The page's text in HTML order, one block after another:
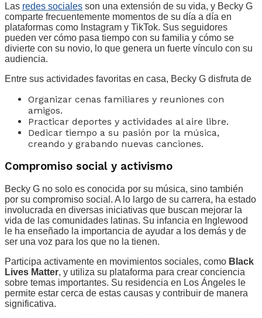
Las redes sociales son una extensión de su vida, y Becky G
comparte frecuentemente momentos de su día a día en
plataformas como Instagram y TikTok. Sus seguidores
pueden ver cómo pasa tiempo con su familia y cómo se
divierte con su novio, lo que genera un fuerte vínculo con su
audiencia.
Entre sus actividades favoritas en casa, Becky G disfruta de
Organizar cenas familiares y reuniones con
amigos.
Practicar deportes y actividades al aire libre.
Dedicar tiempo a su pasión por la música,
creando y grabando nuevas canciones.
Compromiso social y activismo
Becky G no solo es conocida por su música, sino también
por su compromiso social. A lo largo de su carrera, ha estado
involucrada en diversas iniciativas que buscan mejorar la
vida de las comunidades latinas. Su infancia en Inglewood
le ha enseñado la importancia de ayudar a los demás y de
ser una voz para los que no la tienen.
Participa activamente en movimientos sociales, como Black
Lives Matter, y utiliza su plataforma para crear conciencia
sobre temas importantes. Su residencia en Los Ángeles le
permite estar cerca de estas causas y contribuir de manera
significativa.